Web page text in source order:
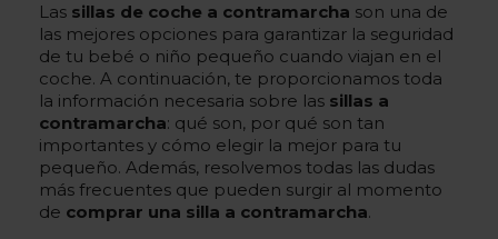
Las sillas de coche a contramarcha son una de
las mejores opciones para garantizar la seguridad
de tu bebé o niño pequeño cuando viajan en el
coche. A continuación, te proporcionamos toda
la información necesaria sobre las sillas a
contramarcha: qué son, por qué son tan
importantes y cómo elegir la mejor para tu
pequeño. Además, resolvemos todas las dudas
más frecuentes que pueden surgir al momento
de comprar una silla a contramarcha.